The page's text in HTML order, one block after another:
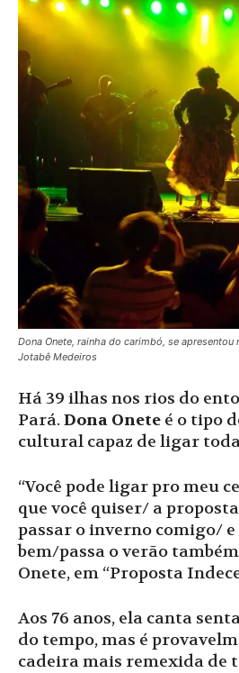
Dona Onete, rainha do carimbó, se apresentou
Jotabê Medeiros
Há 39 ilhas nos rios do
Pará.Dona Onete é o tipo
cultural capaz de ligar
“Você pode ligar pro meu
que você quiser/ a
passar o inverno comigo/ e
bem/passa o verão
Onete, em “Proposta
Aos 76 anos, ela canta
do tempo, mas é
cadeira mais remexida de